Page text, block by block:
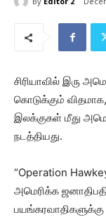
சிரியாவில் இரு
கொடுக்கும்
இலக்குகள் மீது
நடத்தியது.
“Operation
அமெரிக்க